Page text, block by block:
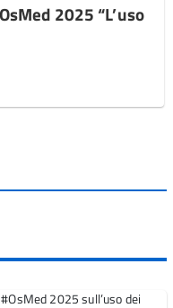
2025 “L’uso
2025 sull’uso dei